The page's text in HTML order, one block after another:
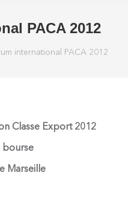
PACA 2012
international PACA 2012
Classe Export 2012
bourse
Marseille